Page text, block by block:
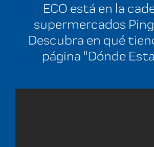
ECO está en la
supermercados
Descubra en qué
página "Dónde